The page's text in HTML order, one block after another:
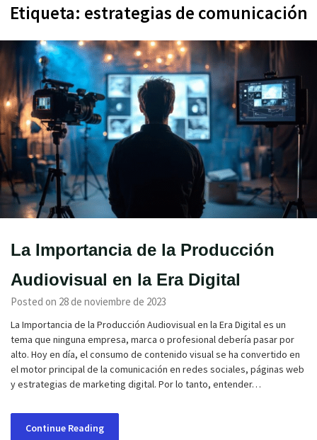
Etiqueta: estrategias de comunicación
La Importancia de la Producción
Audiovisual en la Era Digital
Posted on 28 de noviembre de 2023
La Importancia de la Producción Audiovisual en la Era Digital es un
tema que ninguna empresa, marca o profesional debería pasar por
alto. Hoy en día, el consumo de contenido visual se ha convertido en
el motor principal de la comunicación en redes sociales, páginas web
y estrategias de marketing digital. Por lo tanto, entender…
Continue Reading